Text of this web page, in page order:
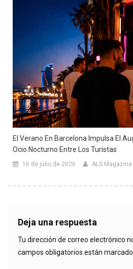
El Verano En Barcelona Impulsa El
Ocio Nocturno Entre Los Turistas
16 de julio de 2026 ALS Magazine
Deja una respuesta
Tu dirección de correo electrónico
campos obligatorios están